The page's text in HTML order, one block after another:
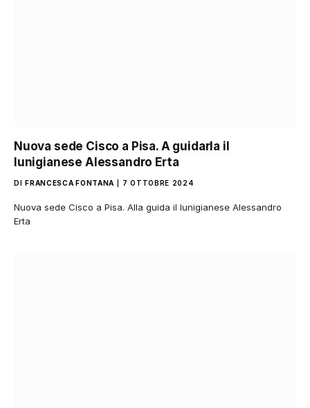
Nuova sede Cisco a Pisa. A guidarla il
lunigianese Alessandro Erta
DI FRANCESCA FONTANA 7 OTTOBRE 2024
Nuova sede Cisco a Pisa. Alla guida il lunigianese Alessandro
Erta